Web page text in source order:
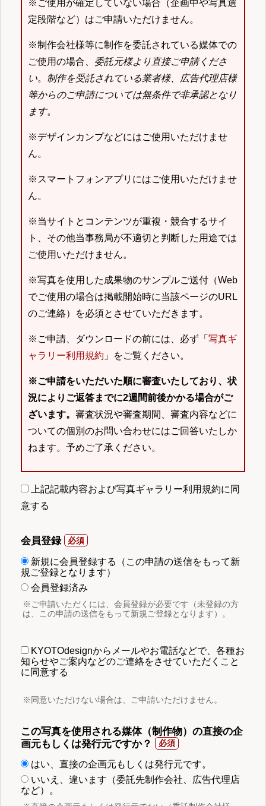
※ご使用が確定していない場合（企画中や写真選
定段階など）はご申請いただけません。
※制作会社様等に制作を委託されている媒体での
ご使用の場合、 委託元様より直接ご申請くださ
い。 制作を受託されている業者様、広告代理店様
等からのご申請については無条件で非承認となり
ます。
※デザインカンプなどにはご使用いただけませ
ん。
※スマートフォンアプリにはご使用いただけませ
ん。
※当サイトとコンテンツが重複・競合するサイ
ト、その他当事務局が不適切と判断した用途では
ご使用いただけません。
※写真を使用した成果物のサンプルご送付（Web
でご使用の場合は掲載開始時に当該ページのURL
のご連絡）を必須とさせていただきます。
※ご申請、ダウンロードの前には、必ず「 写真ギ
ャラリー利用規約 」をご覧ください。
※ご申請をいただいた順に審査いたしており、状
況によりご返答までに2週間前後かかる場合がご
ざいます。 審査状況や審査期間、審査内容などに
ついての個別のお問い合わせにはご回答いたしか
ねます。予めご了承ください。
上記記載内容および写真ギャラリー利用規約に同
意する
会員登録
新規に会員登録する（この申請の送信をもって新
規ご登録となります）
会員登録済み
※ご申請いただくには、会員登録が必要です（未登録の方
は、この申請の送信をもって新規ご登録となります）。
KYOTOdesignからメールやお電話などで、各種お
知らせやご案内などのご連絡をさせていただくこと
に同意する
※同意いただけない場合は、ご申請いただけません。
この写真を使用される媒体（制作物）の直接の企
画元もしくは発行元ですか？
はい、直接の企画元もしくは発行元です。
いいえ、違います（委託先制作会社、広告代理店
など）。